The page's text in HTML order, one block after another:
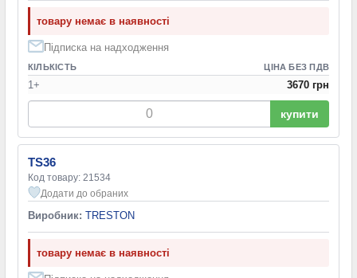
товару немає в наявності
Підписка на надходження
КІЛЬКІСТЬ ЦІНА БЕЗ ПДВ
1+ 3670 грн
купити
TS36
Код товару: 21534
Додати до обраних
Виробник: TRESTON
товару немає в наявності